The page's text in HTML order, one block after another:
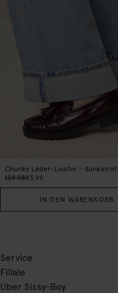
Chunky Leder-Loafer - dunkelrot
139.9883.99
IN DEN WARENKORB
Service
Filiale
Über Sissy-Boy